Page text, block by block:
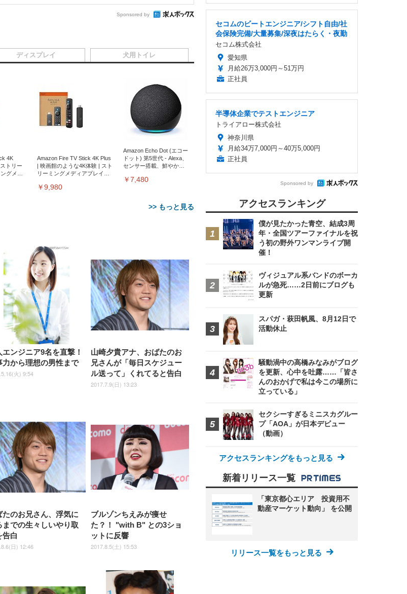
Sponsored by
4K
トリー
グメデ
Amazon Fire TV Stick 4K Plus
| 映画館のような4K体験 | スト
リーミングメディアプレイヤ
￥9,980
Amazon Echo Dot (エコー
ドット) 第5世代 - Alexa、
センサー搭載、鮮やかな
￥7,480
>> もっと見る
ア デスク
ワーク
スト 30
間工学 椅
ね上げ
ッドレス
発クッシ
性メッシ
事務用 お
ア (ブラ
Sezlife オフィスチェア デスク
チェア 疲れない テレワーク
チェア 強化バックレスト 30度
ロッキング機能 人間工学 椅子
腰サポート 90度跳ね上げ式ア
ームレスト 3Dヘッドレスト
ハンガー付き 高反発クッショ
ン PCチェア 通気性メッシュ
ゲーミング/勉強/事務用 おし
ゃれ パソコンチェア (ホワイ
￥7,680
ANDWINT オフィスチェ
ア デスクチェア 肘なし メ
ッシュ 通気性 ランバーサ
ポート付き 腰サポート ガ
ス圧無段階昇降 360度回
クト 幅52×奥行58.5×高さ
84～96cm テレワーク 在
宅勤務 ブラック
￥4,139
ディスプレイ
モ
ッ
【整備済み品】Dell
E2724HS 27インチ 液晶モ
ニター フル
HD（1920×1080）VA 非光
沢 HDMI/DisplayPort/VGA
スピーカー内蔵 高さ調整 ス
イベル VESA対応
ComfortView ビジネス向け
￥15,800
【MiniLED/24.5inch/280Hz/FHD】
GRAPHT THE SHOOTER
Gaming Monitor 24” Essential ゲ
ーミングモニター QD 24.5インチ
1ms FHD 量子ドット 残像低減 (3
￥34,980
犬用トイレ
オ・オム
り 単品
Smart Basic(スマートベーシ
ック) 【Amazon.co.jp限定】
Smart Basic アイリスオーヤマ
ペットシーツ 超厚型 お徳用
ワイド 100枚入 (x 1) (ケース
販売)
￥3,670
アイリスオーヤマ ペット
シーツ 超厚型 お徳用 レギ
ュラー 200枚入
【Amazon.co.jp限定】
￥3,731
エンジニア9名を直撃！
力から理想の男性まで
火) 9:54
山崎夕貴アナ、おばたのお
兄さんが「毎日スケジュー
ル送って」くれてると告白
2017.7.9(日) 13:23
たのお兄さん、浮気に
までの生々しいやり取
告白
日) 12:46
ブルゾンちえみが痩せ
た？！ "with B" との3ショ
ットに反響
2017.8.5(土) 15:53
セコムのビートエンジニア/シフト自由/社
会保険完備/大量募集/深夜はたらく・夜勤
セコム株式会社
愛知県
月給26万3,000円～51万円
正社員
半導体企業でテストエンジニア
トライアロー株式会社
神奈川県
月給34万7,000円～40万5,000円
正社員
Sponsored by
アクセスランキング
僕が見たかった青空、結成3周
年・全国ツアーファイナルを祝
う初の野外ワンマンライブ開
催！
ヴィジュアル系バンドのボーカ
ルが急死……2日前にブログも
更新
スパガ・萩田帆風、8月12日で
活動休止
騒動渦中の高橋みなみがブログ
を更新、心中を吐露……「皆さ
んのおかげで私は今この場所に
立っている」
セクシーすぎるミニスカグルー
プ「AOA」が日本デビュー
（動画）
アクセスランキングをもっと見る
新着リリース一覧
「東京都心エリア 投資用不
動産マーケット動向」 を公開
リリース一覧をもっと見る